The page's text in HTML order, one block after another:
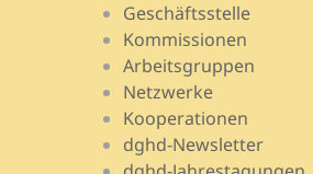
Geschäftsstelle
Kommissionen
Arbeitsgruppen
Netzwerke
Kooperationen
dghd-Newsletter